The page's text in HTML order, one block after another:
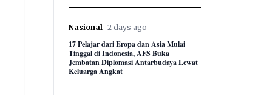
Nasional 2 days ago
17 Pelajar dari Eropa dan Asia Mulai
Tinggal di Indonesia, AFS Buka
Jembatan Diplomasi Antarbudaya Lewat
Keluarga Angkat